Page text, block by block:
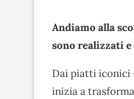
Andiamo alla
sono realizzati
Dai piatti iconici
inizia a